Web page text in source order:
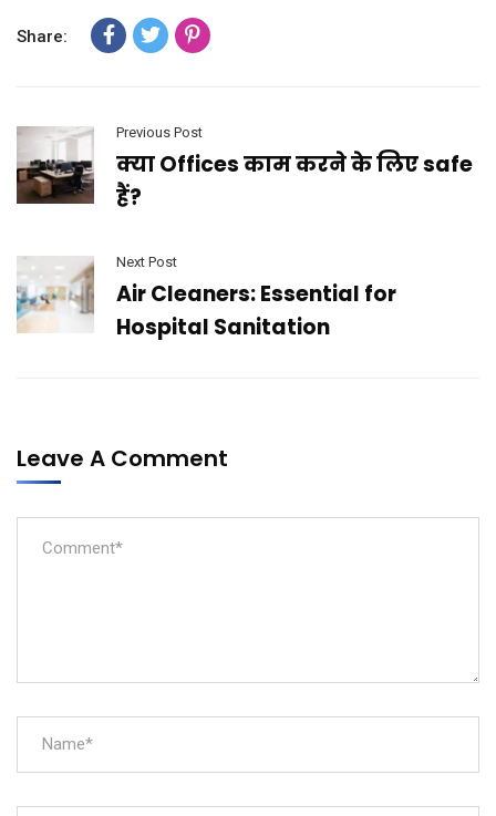
Share:
Previous Post
क्या Offices काम करने के लिए safe
हैं?
Next Post
Air Cleaners: Essential for
Hospital Sanitation
Leave A Comment